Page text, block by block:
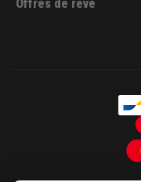
Offres de rêve